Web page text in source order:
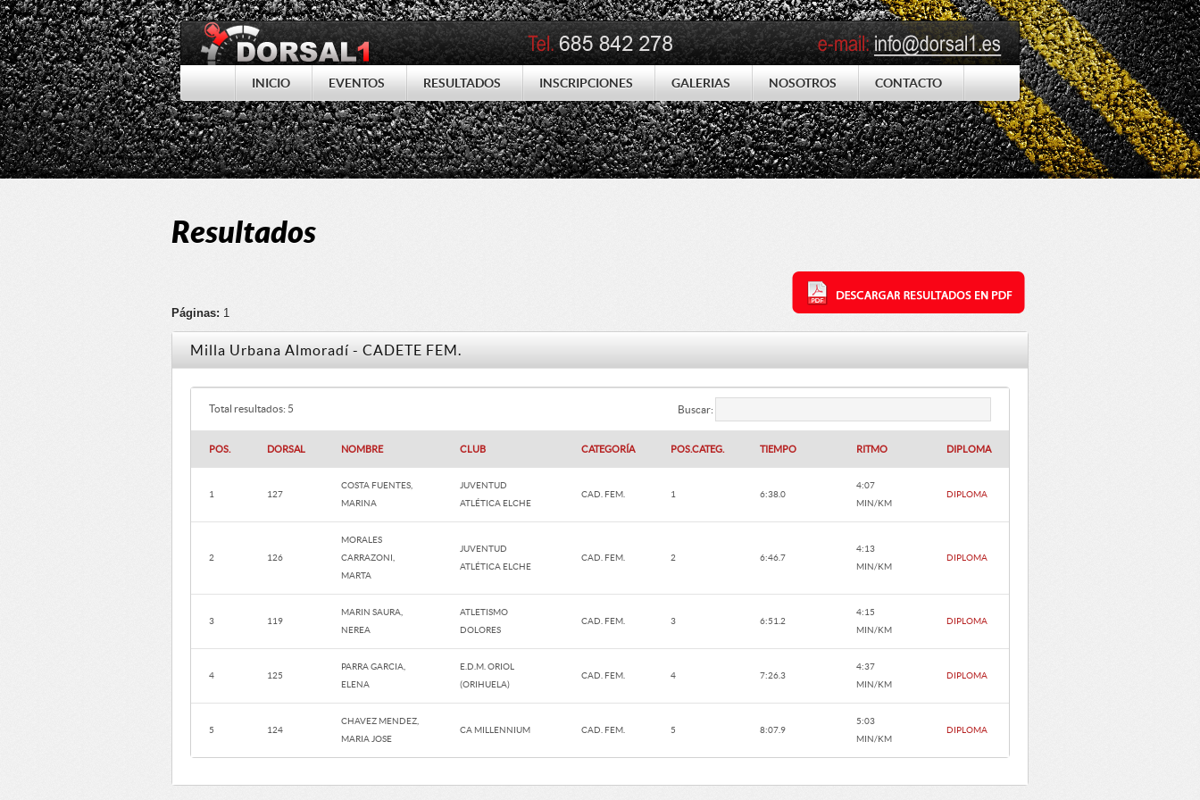
INICIO EVENTOS RESULTADOS INSCRIPCIONES GALERIAS NOSOTROS CONTACTO
Resultados
Páginas: 1
Milla Urbana Almoradí - CADETE FEM.
Total resultados: 5 Buscar:
POS. DORSAL NOMBRE CLUB CATEGORÍA POS.CATEG. TIEMPO RITMO DIPLOMA
1 127
COSTA FUENTES,
MARINA
JUVENTUD
ATLÉTICA ELCHE
CAD. FEM. 1 6:38.0
4:07
MIN/KM
DIPLOMA
2 126
MORALES
CARRAZONI,
MARTA
JUVENTUD
ATLÉTICA ELCHE
CAD. FEM. 2 6:46.7
4:13
MIN/KM
DIPLOMA
3 119
MARIN SAURA,
NEREA
ATLETISMO
DOLORES
CAD. FEM. 3 6:51.2
4:15
MIN/KM
DIPLOMA
4 125
PARRA GARCIA,
ELENA
E.D.M. ORIOL
(ORIHUELA)
CAD. FEM. 4 7:26.3
4:37
MIN/KM
DIPLOMA
5 124
CHAVEZ MENDEZ,
MARIA JOSE
CA MILLENNIUM CAD. FEM. 5 8:07.9
5:03
MIN/KM
DIPLOMA